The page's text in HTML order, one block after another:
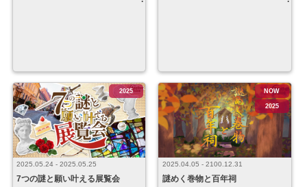
2025.05.24 - 2025.05.25
7つの謎と願い叶える展覧会
2025
2025.04.05 - 2100.12.31
謎めく巻物と百年祠
NOW
2025